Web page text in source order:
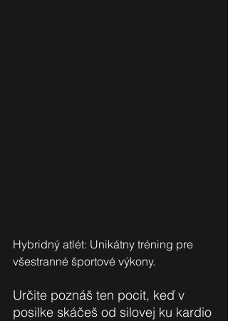
Hybridný atlét: Unikátny tréning pre
všestranné športové výkony.
Určite poznáš ten pocit, keď v
posilke skáčeš od silovej ku kardio